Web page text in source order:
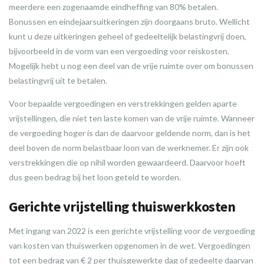
meerdere een zogenaamde eindheffing van 80% betalen.
Bonussen en eindejaarsuitkeringen zijn doorgaans bruto. Wellicht
kunt u deze uitkeringen geheel of gedeeltelijk belastingvrij doen,
bijvoorbeeld in de vorm van een vergoeding voor reiskosten.
Mogelijk hebt u nog een deel van de vrije ruimte over om bonussen
belastingvrij uit te betalen.
Voor bepaalde vergoedingen en verstrekkingen gelden aparte
vrijstellingen, die niet ten laste komen van de vrije ruimte. Wanneer
de vergoeding hoger is dan de daarvoor geldende norm, dan is het
deel boven de norm belastbaar loon van de werknemer. Er zijn ook
verstrekkingen die op nihil worden gewaardeerd. Daarvoor hoeft
dus geen bedrag bij het loon geteld te worden.
Gerichte vrijstelling thuiswerkkosten
Met ingang van 2022 is een gerichte vrijstelling voor de vergoeding
van kosten van thuiswerken opgenomen in de wet. Vergoedingen
tot een bedrag van € 2 per thuisgewerkte dag of gedeelte daarvan